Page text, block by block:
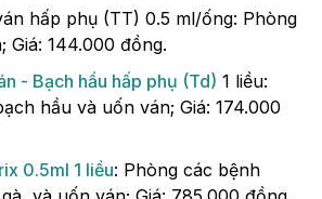
hấp phụ (TT) 0.5 ml/ống: Phòng
Giá: 144.000 đồng.
- Bạch hầu hấp phụ (Td) 1 liều:
hầu và uốn ván; Giá: 174.000
0.5ml 1 liều: Phòng các bệnh